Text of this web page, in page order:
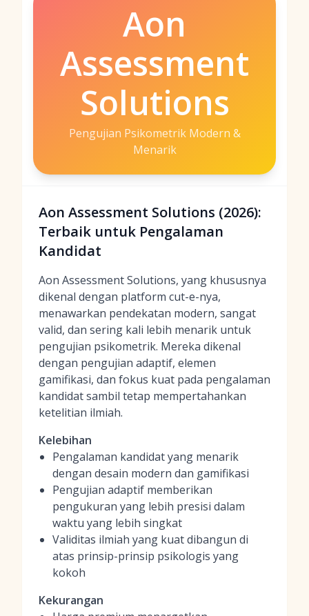
Aon
Assessment
Solutions
Pengujian Psikometrik Modern &
Menarik
Aon Assessment Solutions (2026):
Terbaik untuk Pengalaman
Kandidat
Aon Assessment Solutions, yang khususnya
dikenal dengan platform cut-e-nya,
menawarkan pendekatan modern, sangat
valid, dan sering kali lebih menarik untuk
pengujian psikometrik. Mereka dikenal
dengan pengujian adaptif, elemen
gamifikasi, dan fokus kuat pada pengalaman
kandidat sambil tetap mempertahankan
ketelitian ilmiah.
Kelebihan
Pengalaman kandidat yang menarik
dengan desain modern dan gamifikasi
Pengujian adaptif memberikan
pengukuran yang lebih presisi dalam
waktu yang lebih singkat
Validitas ilmiah yang kuat dibangun di
atas prinsip-prinsip psikologis yang
kokoh
Kekurangan